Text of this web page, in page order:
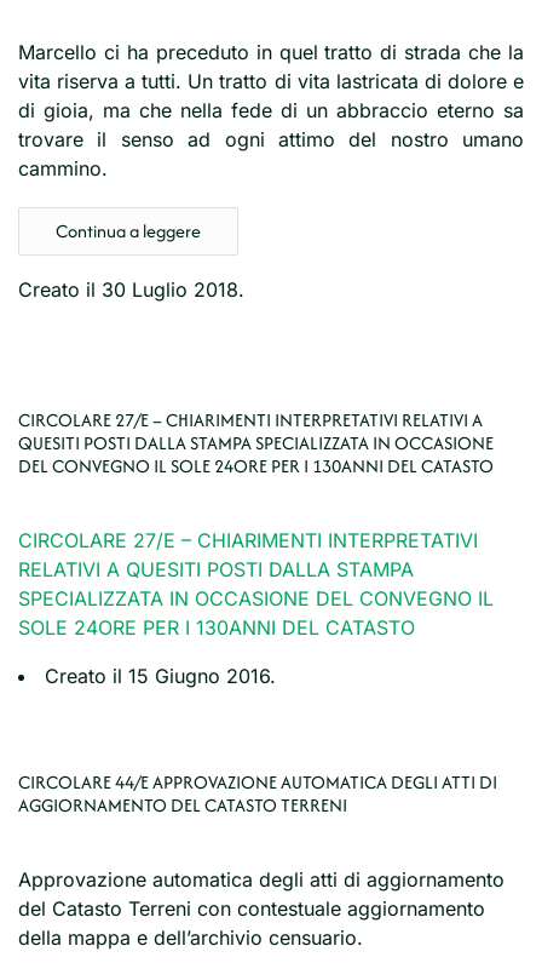
Marcello ci ha preceduto in quel tratto di strada che la
vita riserva a tutti. Un tratto di vita lastricata di dolore e
di gioia, ma che nella fede di un abbraccio eterno sa
trovare il senso ad ogni attimo del nostro umano
cammino.
Continua a leggere
Creato il 30 Luglio 2018.
CIRCOLARE 27/E – CHIARIMENTI INTERPRETATIVI RELATIVI A
QUESITI POSTI DALLA STAMPA SPECIALIZZATA IN OCCASIONE
DEL CONVEGNO IL SOLE 24ORE PER I 130ANNI DEL CATASTO
CIRCOLARE 27/E – CHIARIMENTI INTERPRETATIVI
RELATIVI A QUESITI POSTI DALLA STAMPA
SPECIALIZZATA IN OCCASIONE DEL CONVEGNO IL
SOLE 24ORE PER I 130ANNI DEL CATASTO
Creato il 15 Giugno 2016.
CIRCOLARE 44/E APPROVAZIONE AUTOMATICA DEGLI ATTI DI
AGGIORNAMENTO DEL CATASTO TERRENI
Approvazione automatica degli atti di aggiornamento
del Catasto Terreni con contestuale aggiornamento
della mappa e dell’archivio censuario.